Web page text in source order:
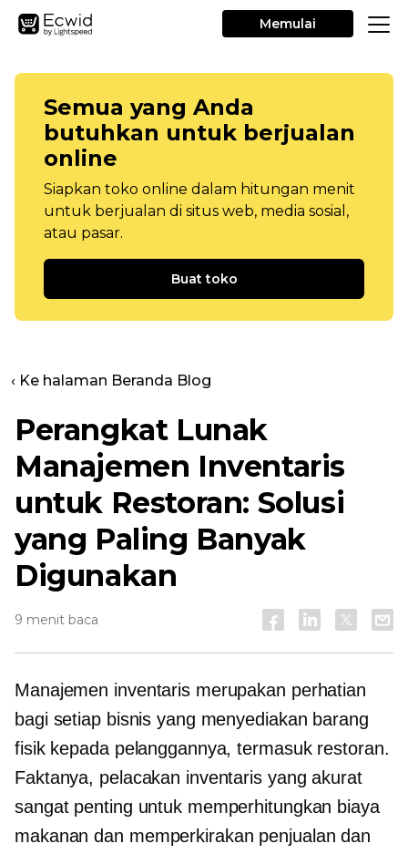
Memulai
Semua yang Anda
butuhkan untuk berjualan
online
Siapkan toko online dalam hitungan menit
untuk berjualan di situs web, media sosial,
atau pasar.
Buat toko
‹ Ke halaman Beranda Blog
Perangkat Lunak
Manajemen Inventaris
untuk Restoran: Solusi
yang Paling Banyak
Digunakan
9 menit baca
Manajemen inventaris merupakan perhatian
bagi setiap bisnis yang menyediakan barang
fisik kepada pelanggannya, termasuk restoran.
Faktanya, pelacakan inventaris yang akurat
sangat penting untuk memperhitungkan biaya
makanan dan memperkirakan penjualan dan